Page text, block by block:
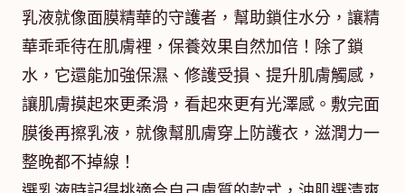
乳液就像面膜精華的守護者，幫助鎖住水分，讓精
華乖乖待在肌膚裡，保養效果自然加倍！除了鎖
水，它還能加強保濕、修護受損、提升肌膚觸感，
讓肌膚摸起來更柔滑，看起來更有光澤感。敷完面
膜後再擦乳液，就像幫肌膚穿上防護衣，滋潤力一
整晚都不掉線！